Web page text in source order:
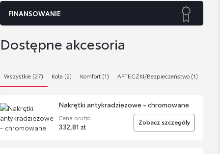
FINANSOWANIE
Dostępne akcesoria
Wszystkie (27) Koła (2) Komfort (1) APTECZKI/Bezpieczeństwo (1)
Nakrętki antykradzieżowe - chromowane
Cena brutto
332,81 zł Zobacz szczegóły